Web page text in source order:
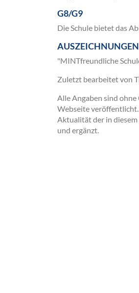
G8/G9
Die Schule bietet das
"MINTfreundliche
Zuletzt bearbeitet von
Alle Angaben sind
Webseite
Aktualität der in
und ergänzt.